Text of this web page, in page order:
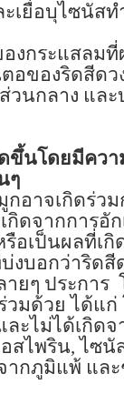
เยื่อบุไซนัสท
งกระแสลมที่
อของริดสีดว
วนกลาง และ
ขึ้นโดยมีคว
ๆ
กอาจเกิดร่ว
กิดจากการอั
อเป็นผลที่เ
งบอกว่าริดสี
ยๆ ประการ
วมด้วย ได้แก่
ะไม่ได้เกิด
สไพริน,ไซนั
ากภูมิแพ้ แล